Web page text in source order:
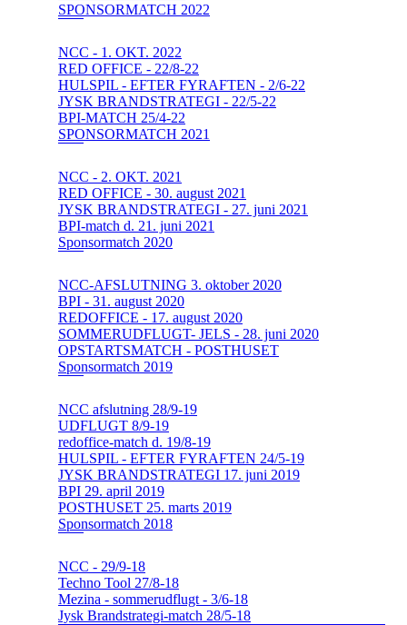
SPONSORMATCH 2022
NCC - 1. OKT. 2022
RED OFFICE - 22/8-22
HULSPIL - EFTER FYRAFTEN - 2/6-22
JYSK BRANDSTRATEGI - 22/5-22
BPI-MATCH 25/4-22
SPONSORMATCH 2021
NCC - 2. OKT. 2021
RED OFFICE - 30. august 2021
JYSK BRANDSTRATEGI - 27. juni 2021
BPI-match d. 21. juni 2021
Sponsormatch 2020
NCC-AFSLUTNING 3. oktober 2020
BPI - 31. august 2020
REDOFFICE - 17. august 2020
SOMMERUDFLUGT- JELS - 28. juni 2020
OPSTARTSMATCH - POSTHUSET
Sponsormatch 2019
NCC afslutning 28/9-19
UDFLUGT 8/9-19
redoffice-match d. 19/8-19
HULSPIL - EFTER FYRAFTEN 24/5-19
JYSK BRANDSTRATEGI 17. juni 2019
BPI 29. april 2019
POSTHUSET 25. marts 2019
Sponsormatch 2018
NCC - 29/9-18
Techno Tool 27/8-18
Mezina - sommerudflugt - 3/6-18
Jysk Brandstrategi-match 28/5-18